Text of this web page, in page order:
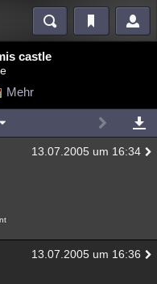
Mystery Kriminalfälle
castle
Mehr
13.07.2005 um 16:34
13.07.2005 um 16:36